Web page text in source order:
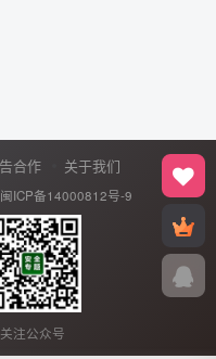
合作 关于我们
闽ICP备14000812号-9
关注公众号